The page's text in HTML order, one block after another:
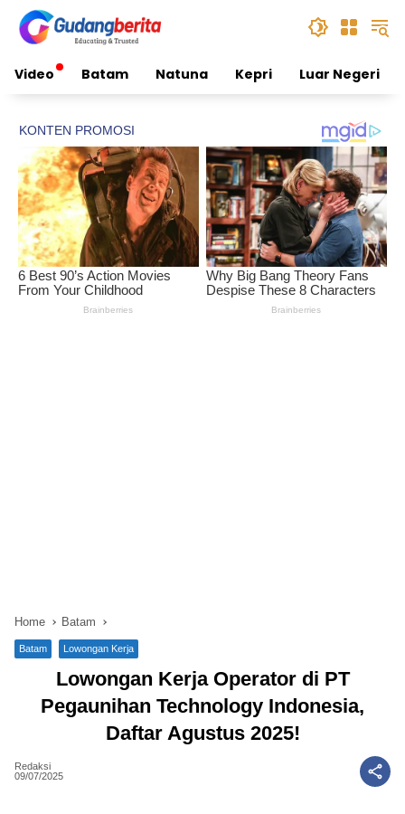
content
Video Batam Natuna Kepri Luar Negeri
Home Batam
Batam Lowongan Kerja
Lowongan Kerja Operator di PT
Pegaunihan Technology Indonesia,
Daftar Agustus 2025!
Redaksi
09/07/2025